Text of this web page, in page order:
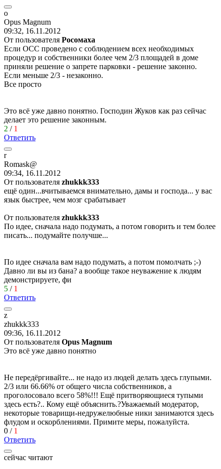
o
Opus Magnum
09:32, 16.11.2012
От пользователя Рoсoмaхa
Если ОСС проведено с соблюдением всех необходимых
процедур и собственники более чем 2/3 площадей в доме
приняли решение о запрете парковки - решение законно.
Если меньше 2/3 - незаконно.
Все просто
Это всё уже давно понятно. Господин Жуков как раз сейчас
делает это решение законным.
2 / 1
Ответить
r
Romask@
09:34, 16.11.2012
От пользователя zhukkk333
ещё один...вчитываемся внимательно, дамы и господа... у вас
язык быстрее, чем мозг срабатывает
От пользователя zhukkk333
По идее, сначала надо подумать, а потом говорить и тем более
писать... подумайте получше...
По идее сначала вам надо подумать, а потом помолчать ;-)
Давно ли вы из бана? а вообще такое неуважение к людям
демонстрируете, фи
5 / 1
Ответить
z
zhukkk333
09:36, 16.11.2012
От пользователя Opus Magnum
Это всё уже давно понятно
Не передёргивайте... не надо из людей делать здесь глупыми.
2/3 или 66.66% от общего числа собственников, а
проголосовало всего 58%!!! Ещё притворяющиеся тупыми
здесь есть?.. Кому ещё объяснить.?Уважаемый модератор,
некоторые товарищи-недружелюбные ники занимаются здесь
флудом и оскорблениями. Примите меры, пожалуйста.
0 / 1
Ответить
сейчас читают